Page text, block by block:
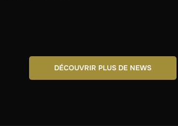
DÉCOUVRIR PLUS DE NEWS